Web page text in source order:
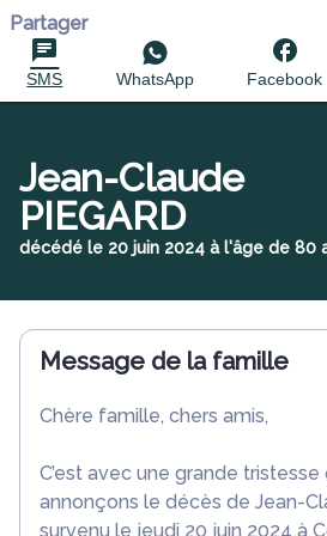
Partager
SMS WhatsApp Facebook
Jean-Claude
PIEGARD
décédé le 20 juin 2024 à l'âge de 80
Message de la famille
Chère famille, chers amis,
C’est avec une grande
annonçons le décès de Jean-
survenu le jeudi 20 juin 2024 à